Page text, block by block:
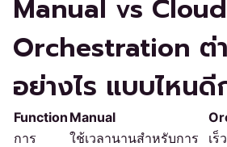
Manual vs Cloud
Orchestration ต่
อย่างไร แบบไหนดี
Function Manual
การ
ใช้เวลานานสำหรับการ
เร็